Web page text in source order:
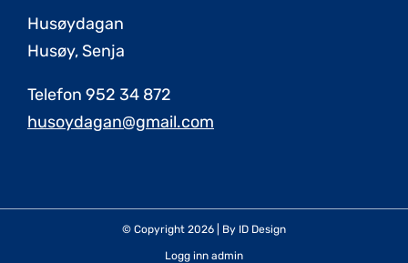
Husøydagan
Husøy, Senja
Telefon 952 34 872
husoydagan@gmail.com
© Copyright 2026 | By ID Design
Logg inn admin